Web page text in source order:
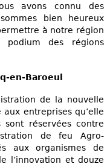
avons connu des
bien heureux
à notre région
des régions
en-Baroeul
de la nouvelle
entreprises qu’elle
réservées contre
de feu Agro-
aux organismes de
l’innovation et douze